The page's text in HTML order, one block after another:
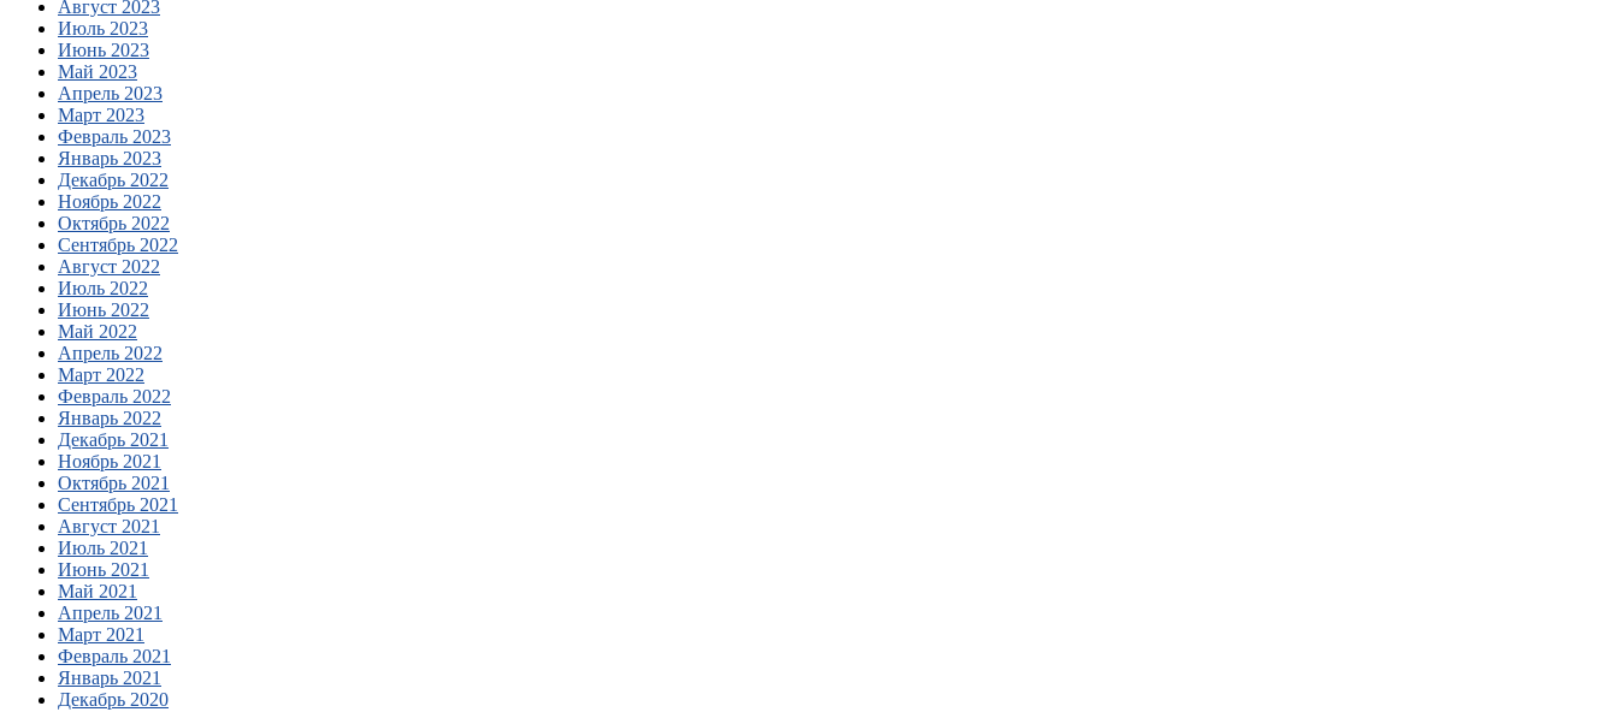
Август 2023
Июль 2023
Июнь 2023
Май 2023
Апрель 2023
Март 2023
Февраль 2023
Январь 2023
Декабрь 2022
Ноябрь 2022
Октябрь 2022
Сентябрь 2022
Август 2022
Июль 2022
Июнь 2022
Май 2022
Апрель 2022
Март 2022
Февраль 2022
Январь 2022
Декабрь 2021
Ноябрь 2021
Октябрь 2021
Сентябрь 2021
Август 2021
Июль 2021
Июнь 2021
Май 2021
Апрель 2021
Март 2021
Февраль 2021
Январь 2021
Декабрь 2020